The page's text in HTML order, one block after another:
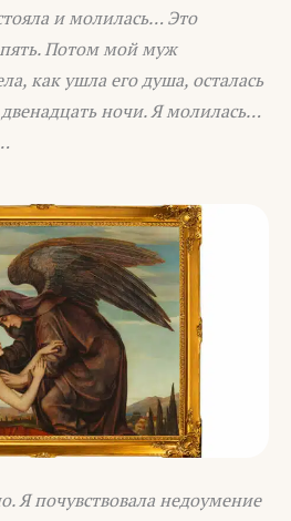
и молилась… Это
Потом мой муж
как ушла его душа, осталась
ночи. Я молилась…
Я почувствовала недоумение